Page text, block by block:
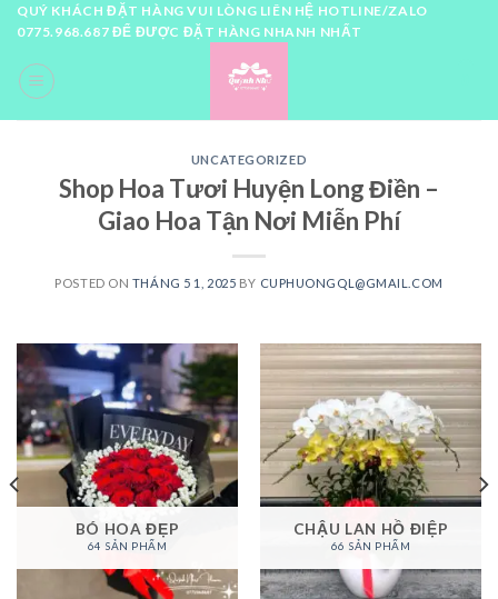
Skip
content
QUÝ KHÁCH ĐẶT HÀNG VUI LÒNG LIÊN HỆ HOTLINE/ZALO
0775.968.687 ĐỂ ĐƯỢC ĐẶT HÀNG NHANH NHẤT
UNCATEGORIZED
Shop Hoa Tươi Huyện Long Điền –
Giao Hoa Tận Nơi Miễn Phí
POSTED ON THÁNG 5 1, 2025 BY CUPHUONGQL@GMAIL.COM
BÓ HOA ĐẸP
64 SẢN PHẨM
CHẬU LAN HỒ ĐIỆP
66 SẢN PHẨM